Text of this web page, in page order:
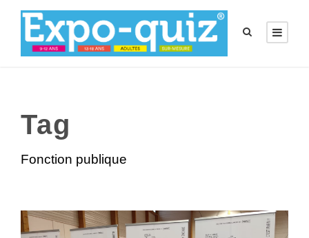
Tag
Fonction publique